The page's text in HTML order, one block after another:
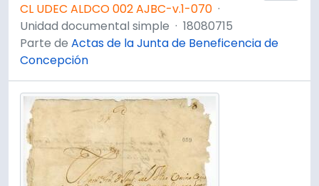
CL UDEC ALDCO 002 AJBC-v.1-070 ·
Unidad documental simple · 18080715
Parte de Actas de la Junta de Beneficencia de
Concepción